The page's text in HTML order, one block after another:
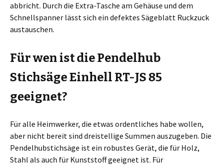
abbricht. Durch die Extra-Tasche am Gehäuse und dem
Schnellspanner lässt sich ein defektes Sägeblatt Ruckzuck
austauschen.
Für wen ist die Pendelhub
Stichsäge Einhell RT-JS 85
geeignet?
Für alle Heimwerker, die etwas ordentliches habe wollen,
aber nicht bereit sind dreistellige Summen auszugeben. Die
Pendelhubstichsäge ist ein robustes Gerät, die für Holz,
Stahl als auch für Kunststoff geeignet ist. Für